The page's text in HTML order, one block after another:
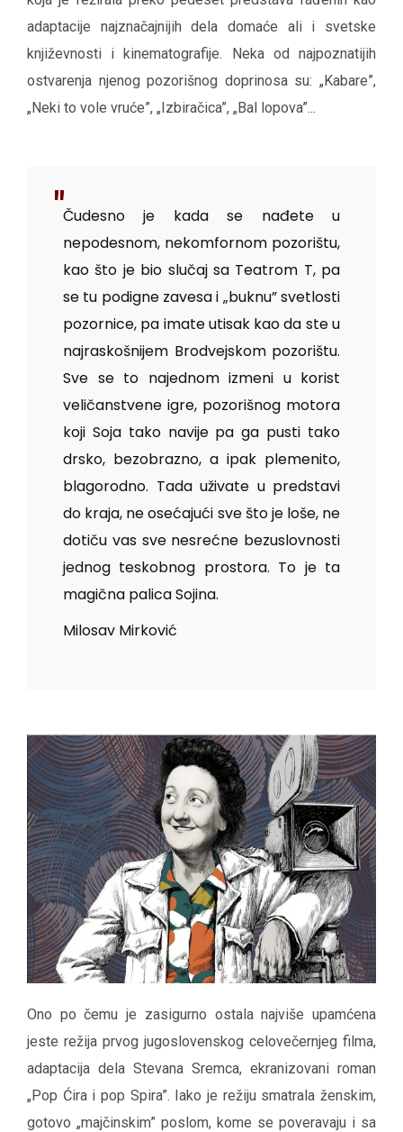
adaptacije najznačajnijih dela domaće ali i svetske
književnosti i kinematografije. Neka od najpoznatijih
ostvarenja njenog pozorišnog doprinosa su: „Kabare”,
„Neki to vole vruće”, „Izbiračica”, „Bal lopova”...
Čudesno je kada se nađete u
nepodesnom, nekomfornom pozorištu,
kao što je bio slučaj sa Teatrom T, pa
se tu podigne zavesa i „buknu” svetlosti
pozornice, pa imate utisak kao da ste u
najraskošnijem Brodvejskom pozorištu.
Sve se to najednom izmeni u korist
veličanstvene igre, pozorišnog motora
koji Soja tako navije pa ga pusti tako
drsko, bezobrazno, a ipak plemenito,
blagorodno. Tada uživate u predstavi
do kraja, ne osećajući sve što je loše, ne
dotiču vas sve nesrećne bezuslovnosti
jednog teskobnog prostora. To je ta
magična palica Sojina.
Milosav Mirković
Ono po čemu je zasigurno ostala najviše upamćena
jeste režija prvog jugoslovenskog celovečernjeg filma,
adaptacija dela Stevana Sremca, ekranizovani roman
„Pop Ćira i pop Spira”. Iako je režiju smatrala ženskim,
gotovo „majčinskim” poslom, kome se poveravaju i sa